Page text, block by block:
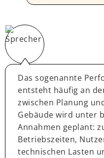
Das sogenannte
entsteht häufig an
zwischen Planung
Gebäude wird unter
Annahmen geplant:
Betriebszeiten,
technischen Lasten